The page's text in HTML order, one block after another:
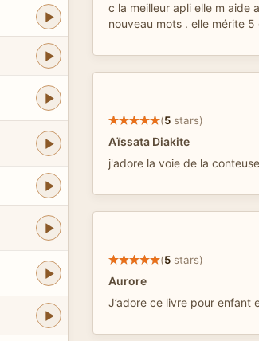
c la meilleur apli elle m aide
nouveau mots . elle mérite 5
(5 stars)
Aïssata Diakite
j'adore la voie de la conteuse
(5 stars)
Aurore
J’adore ce livre pour enfant